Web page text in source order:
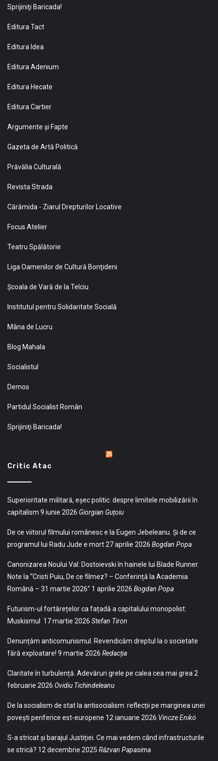
Sprijiniţi Baricada!
Editura Tact
Editura Idea
Editura Adenium
Editura Hecate
Editura Cartier
Argumente și Fapte
Gazeta de Artă Politică
Prăvălia Culturală
Revista Strada
Cărămida - Ziarul Drepturilor Locative
Focus Atelier
Teatru Spălătorie
Liga Oamenilor de Cultură Bonţideni
Şcoala de Vară de la Telciu
Institutul pentru Solidaritate Socială
Mâna de Lucru
Blog Mahala
Socialistul
Demos
Partidul Socialist Român
Sprijiniţi Baricada!
Critic Atac
Superioritate militară, eșec politic: despre limitele mobilizării în
capitalism 9 iunie 2026 Giorgian Guțoiu
De ce viitorul filmului românesc e la Eugen Jebeleanu. Și de ce
programul lui Radu Jude e mort27 aprilie 2026 Bogdan Popa
Canonizarea Noului Val: Dostoievski în hainele lui Blade Runner.
Note la “Cristi Puiu, De ce filmez? – Conferință la Academia
Română – 31 martie 2026” 1 aprilie 2026 Bogdan Popa
Futurism-ul fortărețelor ca fațadă a capitalului monopolist:
Muskismul
17 martie 2026 Stefan Tiron
Denunțăm anticomunismul. Revendicăm dreptul la o societate
fără exploatare! 9 martie 2026 Redacția
Claritate în turbulență. Adevăruri grele pe calea cea mai grea 2
februarie 2026 Ovidiu Tichindeleanu
De la socialism de stat la antisocialism: reflecții pe marginea unei
povești periferice est-europene 12 ianuarie 2026 Vincze Enikö
S-a stricat și barajul Justiției. Ce mai vedem când infrastructurile
se strică? 12 decembrie 2025 Răzvan Papasima